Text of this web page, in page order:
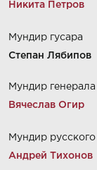
Никита Петров
Мундир гусара
Степан Лябипов
Мундир
Вячеслав Огир
Мундир русского
Андрей Тихонов